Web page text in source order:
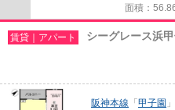
面積：
賃貸｜アパート シーグレース浜
阪神本線 「 甲子園